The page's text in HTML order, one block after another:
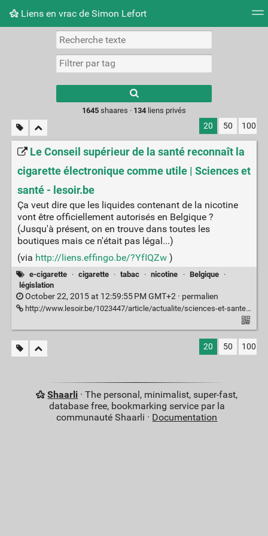
Liens en vrac de Simon Lefort
Nuage de tags Mur d'images
results.
1645shaares · 134liens privés
20 50 100
Le Conseil supérieur de la santé reconnaît la
cigarette électronique comme utile | Sciences et
santé - lesoir.be
Ça veut dire que les liquides contenant de la nicotine
vont être officiellement autorisés en Belgique ?
(Jusqu'à présent, on en trouve dans toutes les
boutiques mais ce n'était pas légal...)
(via http://liens.effingo.be/?YfIQZw)
e-cigarette · cigarette · tabac · nicotine · Belgique
·
législation
October 22, 2015 at 12:59:55 PM GMT+2 · permalien
http://www.lesoir.be/1023447/article/actualite/sciences-et-sante/2015-10-22/conseil-superieur-sante-reconnait-cigarette-electronique-comme-utile
20 50 100
Shaarli · The personal, minimalist, super-fast,
database free, bookmarking service par la
communauté Shaarli · Documentation